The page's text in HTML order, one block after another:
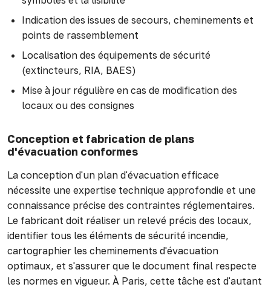
Indication des issues de secours, cheminements et
points de rassemblement
Localisation des équipements de sécurité
(extincteurs, RIA, BAES)
Mise à jour régulière en cas de modification des
locaux ou des consignes
Conception et fabrication de plans
d'évacuation conformes
La conception d'un plan d'évacuation efficace
nécessite une expertise technique approfondie et une
connaissance précise des contraintes réglementaires.
Le fabricant doit réaliser un relevé précis des locaux,
identifier tous les éléments de sécurité incendie,
cartographier les cheminements d'évacuation
optimaux, et s'assurer que le document final respecte
les normes en vigueur. À Paris, cette tâche est d'autant